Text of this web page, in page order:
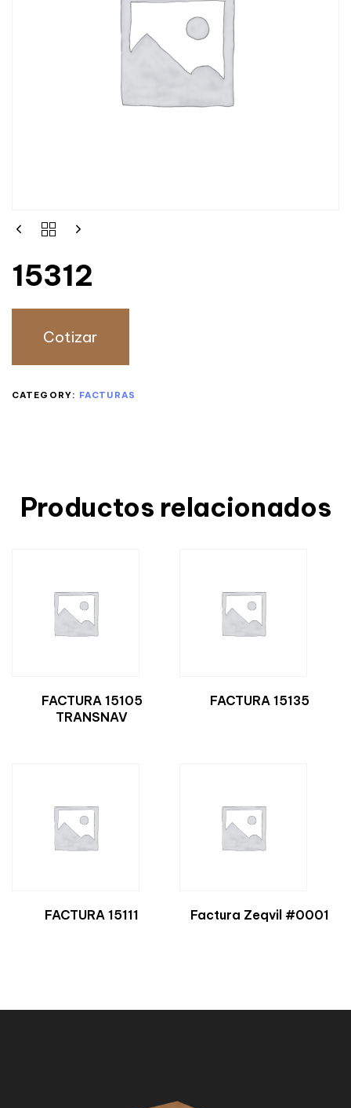
15312
Cotizar
CATEGORY: FACTURAS
Productos relacionados
FACTURA 15105
TRANSNAV
FACTURA 15135
FACTURA 15111 Factura Zeqvil #0001